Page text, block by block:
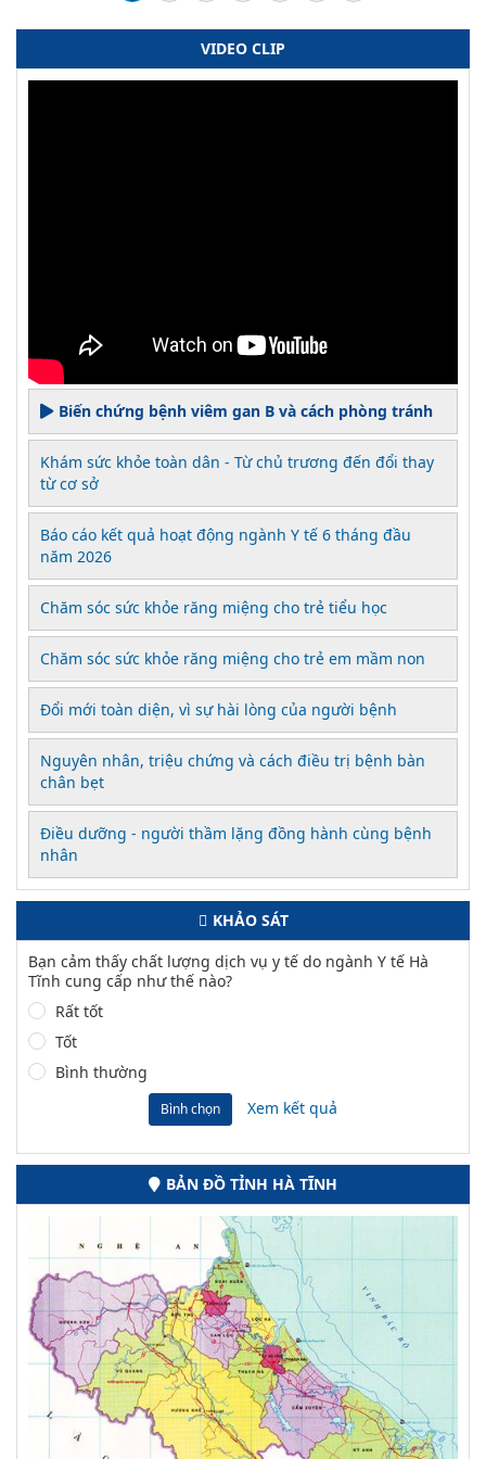
VIDEO CLIP
Biến chứng bệnh viêm gan B và cách phòng tránh
Khám sức khỏe toàn dân - Từ chủ trương đến đổi thay
từ cơ sở
Báo cáo kết quả hoạt động ngành Y tế 6 tháng đầu
năm 2026
Chăm sóc sức khỏe răng miệng cho trẻ tiểu học
Chăm sóc sức khỏe răng miệng cho trẻ em mầm non
Đổi mới toàn diện, vì sự hài lòng của người bệnh
Nguyên nhân, triệu chứng và cách điều trị bệnh bàn
chân bẹt
Điều dưỡng - người thầm lặng đồng hành cùng bệnh
nhân
KHẢO SÁT
Bạn cảm thấy chất lượng dịch vụ y tế do ngành Y tế Hà
Tĩnh cung cấp như thế nào?
Rất tốt
Tốt
Bình thường
Bình chọn Xem kết quả
BẢN ĐỒ TỈNH HÀ TĨNH